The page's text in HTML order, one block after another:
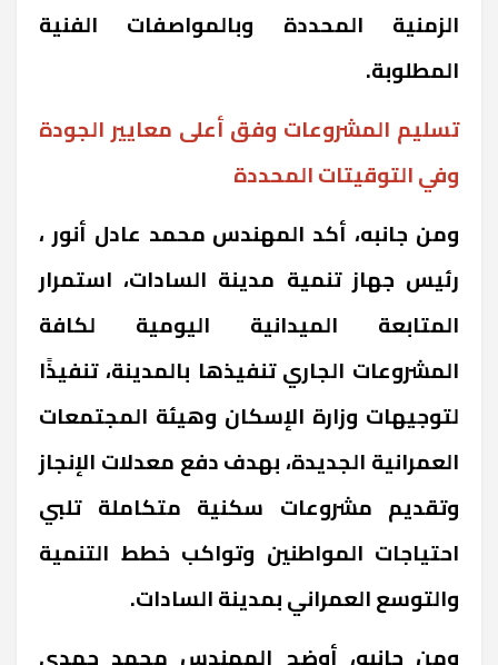
الزمنية المحددة وبالمواصفات الفنية
المطلوبة.
تسليم المشروعات وفق أعلى معايير الجودة
وفي التوقيتات المحددة
ومن جانبه، أكد المهندس محمد عادل أنور ،
رئيس جهاز تنمية مدينة السادات، استمرار
المتابعة الميدانية اليومية لكافة
المشروعات الجاري تنفيذها بالمدينة، تنفيذًا
لتوجيهات وزارة الإسكان وهيئة المجتمعات
العمرانية الجديدة، بهدف دفع معدلات الإنجاز
وتقديم مشروعات سكنية متكاملة تلبي
احتياجات المواطنين وتواكب خطط التنمية
والتوسع العمراني بمدينة السادات.
ومن جانبه، أوضح المهندس محمد حمدي